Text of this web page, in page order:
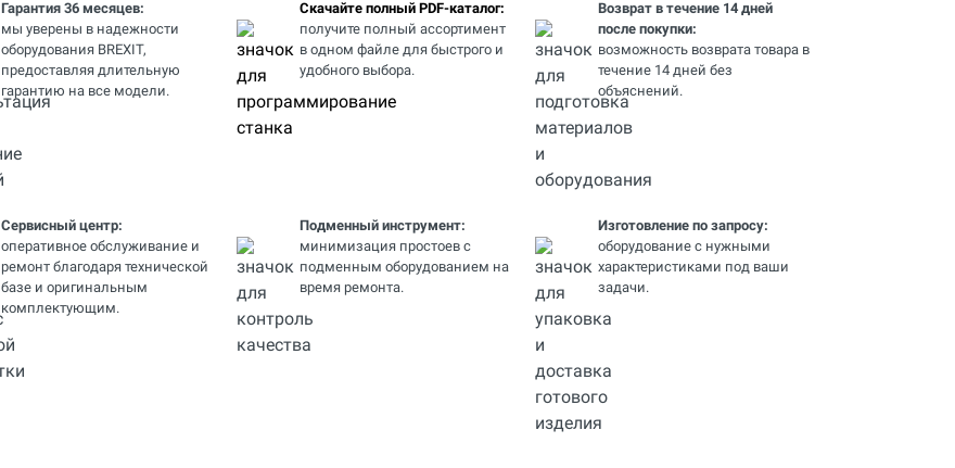
Гарантия 36 месяцев:
мы уверены в надежности
оборудования BREXIT,
предоставляя длительную
гарантию на все модели.
Скачайте полный PDF-каталог:
получите полный ассортимент
в одном файле для быстрого и
удобного выбора.
Возврат в течение 14 дней
после покупки:
возможность возврата товара в
течение 14 дней без
объяснений.
Сервисный центр:
оперативное обслуживание и
ремонт благодаря технической
базе и оригинальным
комплектующим.
Подменный инструмент:
минимизация простоев с
подменным оборудованием на
время ремонта.
Изготовление по запросу:
оборудование с нужными
характеристиками под ваши
задачи.